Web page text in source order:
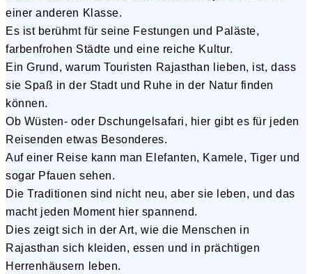
einer anderen Klasse.
Es ist berühmt für seine Festungen und Paläste,
farbenfrohen Städte und eine reiche Kultur.
Ein Grund, warum Touristen Rajasthan lieben, ist, dass
sie Spaß in der Stadt und Ruhe in der Natur finden
können.
Ob Wüsten- oder Dschungelsafari, hier gibt es für jeden
Reisenden etwas Besonderes.
Auf einer Reise kann man Elefanten, Kamele, Tiger und
sogar Pfauen sehen.
Die Traditionen sind nicht neu, aber sie leben, und das
macht jeden Moment hier spannend.
Dies zeigt sich in der Art, wie die Menschen in
Rajasthan sich kleiden, essen und in prächtigen
Herrenhäusern leben.